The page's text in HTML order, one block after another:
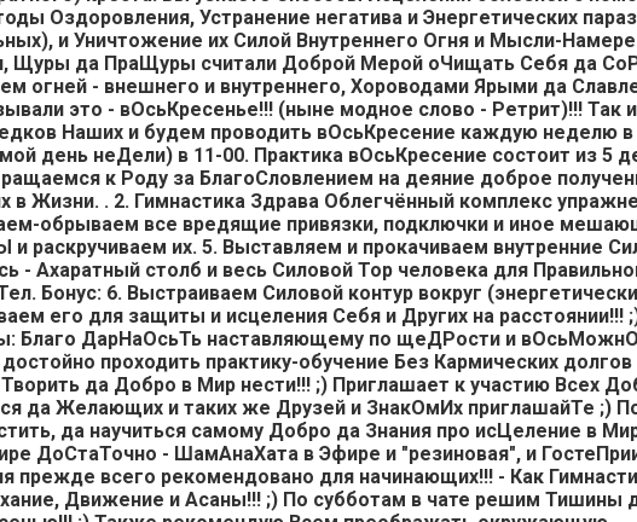
Оздоровления, Устранение негатива и Энергетических
и Уничтожение их Силой Внутреннего Огня и Мысли-
Щуры да ПраЩуры считали Доброй Мерой оЧищать Себя да
огней - внешнего и внутреннего, Хороводами Ярыми да
это - вОсьКресенье!!! (ныне модное слово - Ретрит)!!! Так
Наших и будем проводить вОсьКресение каждую неделю в
день неДели) в 11-00. Практика вОсьКресение состоит из 5
к Роду за БлагоСловлением на деяние доброе
в Жизни. . 2. Гимнастика Здрава Облегчённый комплекс
обрываем все вредящие привязки, подключки и иное
их. 5. Выставляем и прокачиваем внутренние
- Ахаратный столб и весь Силовой Тор человека для
Бонус: 6. Выстраиваем Силовой контур вокруг
его для защиты и исцеления Себя и Других на расстоянии!!!
Благо ДарНаОсьТь наставляющему по щеДРости и
проходить практику-обучение Без Кармических долгов
да Добро в Мир нести!!! ;) Приглашает к участию Всех
да Желающих и таких же Друзей и ЗнакОмИх приглашайТе ;)
да научиться самому Добро да Знания про исЦеление в
ДоСтаТочно - ШамАнаХата в Эфире и "резиновая", и
прежде всего рекомендовано для начинающих!!! - Как
Движение и Асаны!!! ;) По субботам в чате решим Тишины